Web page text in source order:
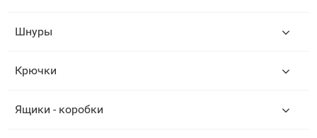
Шнуры
Крючки
Ящики - коробки